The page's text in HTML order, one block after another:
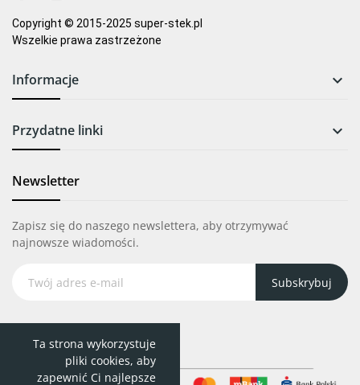
Copyright © 2015-2025 super-stek.pl
Wszelkie prawa zastrzeżone
Informacje 
Przydatne linki 
Newsletter
Zapisz się do naszego newslettera, aby otrzymywać
najnowsze wiadomości.
Subskrybuj
Ta strona wykorzystuje
pliki cookies, aby
zapewnić Ci najlepsze